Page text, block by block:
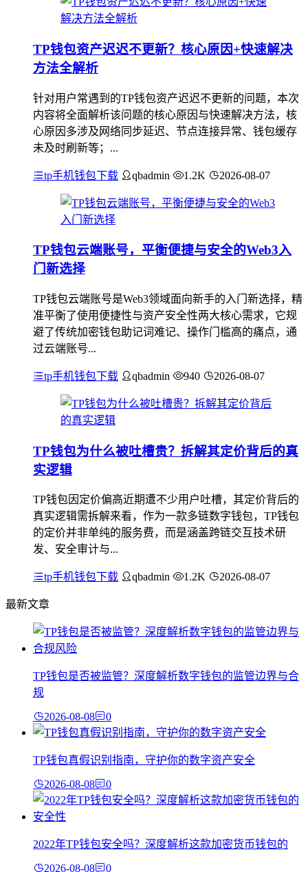
TP钱包资产迟迟不更新？核心原因+快速解决
方法全解析
针对用户常遇到的TP钱包资产迟迟不更新的问题，本次
内容将全面解析该问题的核心原因与快速解决方法，核
心原因多涉及网络同步延迟、节点连接异常、钱包缓存
未及时刷新等；...
tp手机钱包下载 qbadmin 1.2K 2026-08-07
TP钱包云端账号，平衡便捷与安全的Web3入
门新选择
TP钱包云端账号是Web3领域面向新手的入门新选择，精
准平衡了使用便捷性与资产安全性两大核心需求，它规
避了传统加密钱包助记词难记、操作门槛高的痛点，通
过云端账号...
tp手机钱包下载 qbadmin 940 2026-08-07
TP钱包为什么被吐槽贵？拆解其定价背后的真
实逻辑
TP钱包因定价偏高近期遭不少用户吐槽，其定价背后的
真实逻辑需拆解来看，作为一款多链数字钱包，TP钱包
的定价并非单纯的服务费，而是涵盖跨链交互技术研
发、安全审计与...
tp手机钱包下载 qbadmin 1.2K 2026-08-07
最新文章
TP钱包是否被监管？深度解析数字钱包的监管边界与合
规
2026-08-08 0
TP钱包真假识别指南，守护你的数字资产安全
2026-08-08 0
2022年TP钱包安全吗？深度解析这款加密货币钱包的
2026-08-08 0